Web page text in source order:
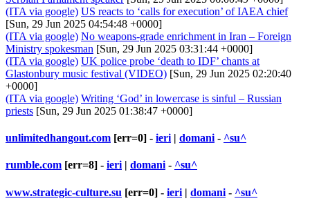
(ITA via google) US reacts to ‘calls for execution’ of IAEA chief
[Sun, 29 Jun 2025 04:54:48 +0000]
(ITA via google) No weapons-grade enrichment in Iran – Foreign
Ministry spokesman [Sun, 29 Jun 2025 03:31:44 +0000]
(ITA via google) UK police probe ‘death to IDF’ chants at
Glastonbury music festival (VIDEO) [Sun, 29 Jun 2025 02:20:40
+0000]
(ITA via google) Writing ‘God’ in lowercase is sinful – Russian
priests [Sun, 29 Jun 2025 01:38:47 +0000]
unlimitedhangout.com [err=0] - ieri | domani - ^su^
rumble.com [err=8] - ieri | domani - ^su^
www.strategic-culture.su [err=0] - ieri | domani - ^su^